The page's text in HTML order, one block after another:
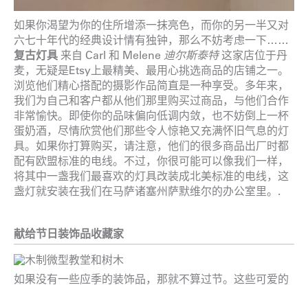
如果你渴望为你的住所增添一抹亮色，而你的另一半又对
六七十年代的经典设计情有独钟，那么不妨考虑一下……
复古灯具 来自 Carl 和 Melene 迪尔斯泰特这家店位于丹
麦，无疑是Etsy上最精美、最用心挑选商品的店铺之一。
浏览他们精心搭配的摄影作品简直是一种享受。多年来，
我们为自己和客户都从他们那里购买过商品，与他们合作
非常愉快。即使你的品味偏向低调内敛，也不妨倒上一杯
蛋奶酒，尽情欣赏他们那些令人惊艳又充满怀旧气息的灯
具。如果你打算购买，请注意，他们的很多商品出厂时都
配有欧盟标准的电线。不过，你很可能可以像我们一样，
将其中一盏我们最喜欢的灯具改装成北美标准的电线，这
盏灯就安装在我们在马萨诸塞州萨默维尔的办公室里。.
献给节日装饰品收藏家
如果没有一些应季的装饰品，那就不算过节。这些可爱的